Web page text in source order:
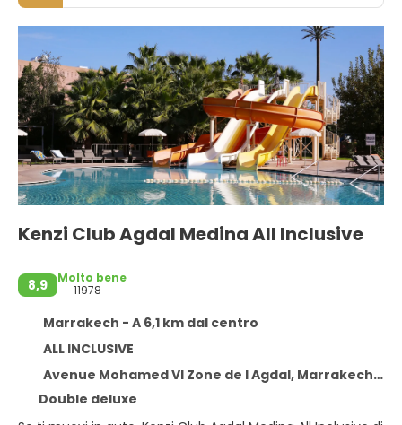
Kenzi Club Agdal Medina All Inclusive
8,9
Molto bene
11978
Marrakech - A 6,1 km dal centro
ALL INCLUSIVE
Avenue Mohamed VI Zone de l Agdal, Marrakech 40000
Double deluxe